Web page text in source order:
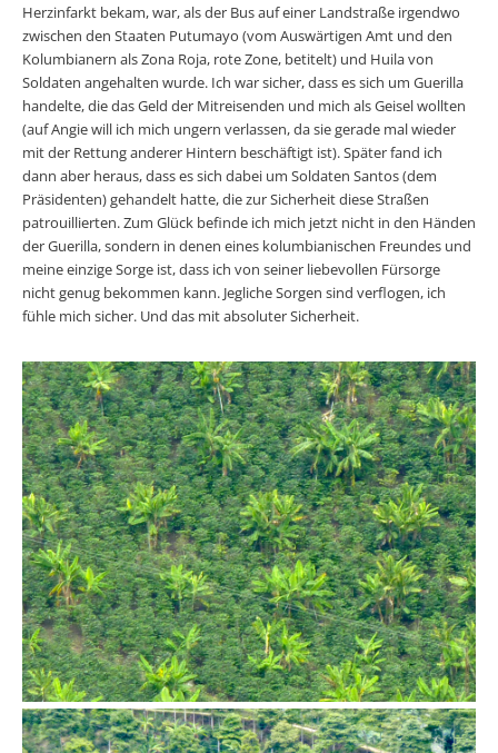
Herzinfarkt bekam, war, als der Bus auf einer Landstraße irgendwo
zwischen den Staaten Putumayo (vom Auswärtigen Amt und den
Kolumbianern als Zona Roja, rote Zone, betitelt) und Huila von
Soldaten angehalten wurde. Ich war sicher, dass es sich um Guerilla
handelte, die das Geld der Mitreisenden und mich als Geisel wollten
(auf Angie will ich mich ungern verlassen, da sie gerade mal wieder
mit der Rettung anderer Hintern beschäftigt ist). Später fand ich
dann aber her­aus, dass es sich dabei um Soldaten Santos (dem
Präsidenten) gehan­delt hatte, die zur Sicherheit diese Straßen
patrouillierten. Zum Glück befinde ich mich jetzt nicht in den Händen
der Guerilla, sondern in denen eines kolumbianischen Freundes und
meine einzige Sorge ist, dass ich von seiner liebevollen Fürsorge
nicht genug bekommen kann. Jegliche Sorgen sind verflogen, ich
fühle mich sicher. Und das mit absoluter Sicherheit.